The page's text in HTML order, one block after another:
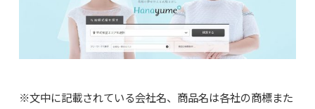
※文中に記載されている会社名、商品名は各社の商標また